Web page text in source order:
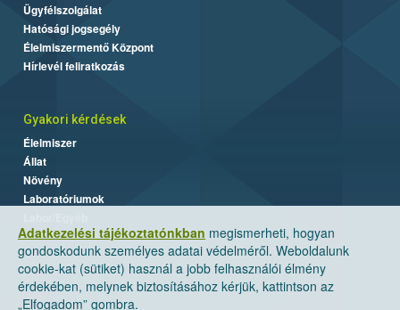
Adatkezelési tájékoztatónkban megismerheti, hogyan
gondoskodunk személyes adatai védelméről. Weboldalunk
cookie-kat (sütiket) használ a jobb felhasználói élmény
érdekében, melynek biztosításához kérjük, kattintson az
„Elfogadom” gombra.
Ügyfélszolgálat
Hatósági jogsegély
Élelmiszermentő Központ
Hírlevél feliratkozás
Gyakori kérdések
Élelmiszer
Állat
Növény
Laboratóriumok